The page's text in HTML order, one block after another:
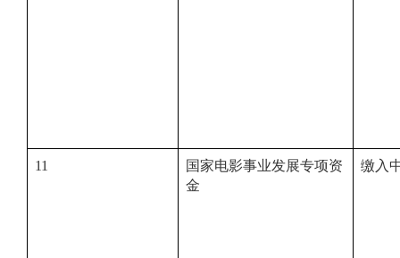
11
国家电影事业发展专项资
金
缴入